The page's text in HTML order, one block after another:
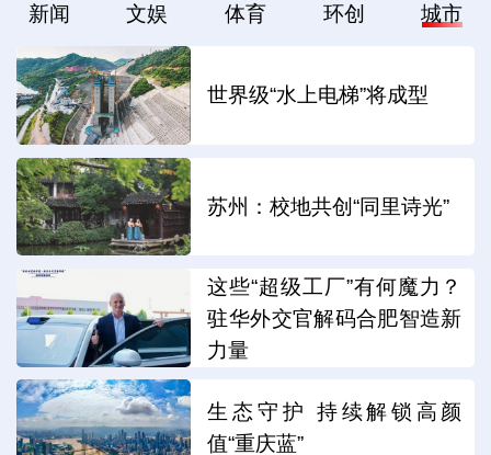
新闻 文娱 体育 环创 城市
世界级“水上电梯”将成型
苏州：校地共创“同里诗光”
这些“超级工厂”有何魔力？
驻华外交官解码合肥智造新
力量
生态守护 持续解锁高颜
值“重庆蓝”